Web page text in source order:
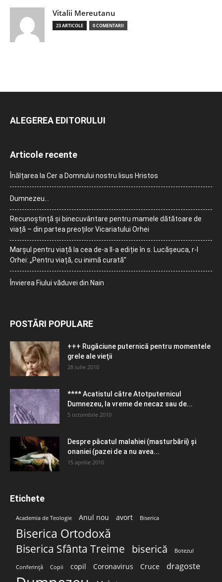
Vitalii Mereutanu
23 ARTICOLE 0 COMENTARII
ALEGEREA EDITORULUI
Articole recente
Înălțarea la Cer a Domnului nostru Iisus Hristos
Dumnezeu…
Recunoștință și binecuvântare pentru mamele dătătoare de
viață – din partea preoților Vicariatului Orhei
Marșul pentru viață la cea de-a II-a ediție în s. Lucășeuca, r-l
Orhei: „Pentru viață, cu inimă curată”
Învierea Fiului văduvei din Nain
POSTĂRI POPULARE
+++ Rugăciune puternică pentru momentele
grele ale vieţii
28 iulie 2010
**** Acatistul către Atotputernicul
Dumnezeu, la vreme de necaz sau de...
5 octombrie 2010
Despre păcatul malahiei (masturbării) şi
onaniei (pazei de a nu avea...
15 aprilie 2010
Etichete
Academia de Teologie Anul nou avort Biserica
Biserica Ortodoxă
Biserica Sfânta Treime biserică Botezul
Conferință Copii copil Coronavirus Cruce dragoste